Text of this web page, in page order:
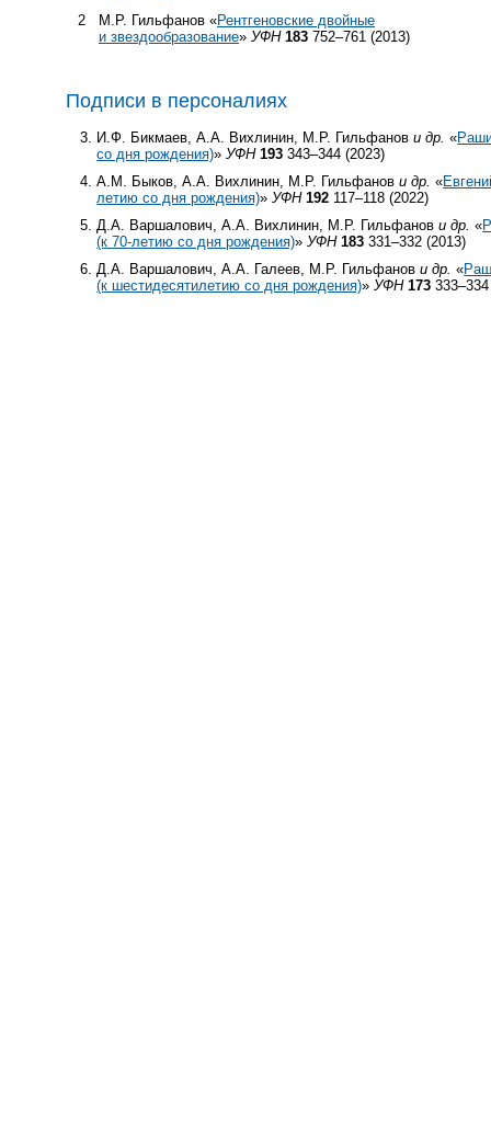
2
М.Р. Гильфанов «Рентгеновские двойные
и звездообразование» УФН 183 752–761 (2013)
Подписи в персоналиях
И.Ф. Бикмаев, А.А. Вихлинин, М.Р. Гильфанови др. «
со дня рождения)»УФН 193 343–344 (2023)
А.М. Быков, А.А. Вихлинин, М.Р. Гильфанови др. «
летию со дня рождения)»УФН 192 117–118 (2022)
Д.А. Варшалович, А.А. Вихлинин, М.Р. Гильфанови др. «
(к70-летию со дня рождения)»УФН 183 331–332 (2013)
Д.А. Варшалович, А.А. Галеев, М.Р. Гильфанови др. «
(к шестидесятилетию со дня рождения)»УФН 173